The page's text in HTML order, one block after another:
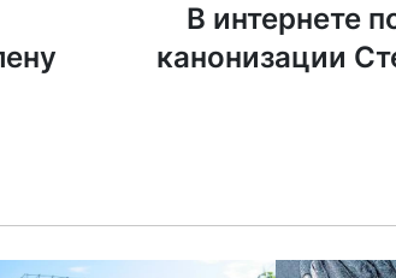
В интернете
канонизации